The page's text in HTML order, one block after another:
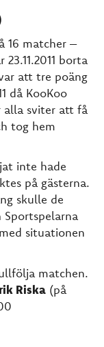
16 matcher –
borta
att tre poäng
då KooKoo
alla sviter att få
tog hem
inte hade
på gästerna.
skulle de
situationen
matchen.
Riska (på